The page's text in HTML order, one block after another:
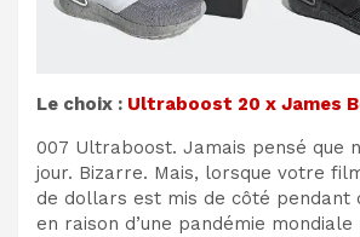
Le choix : Ultraboost 20 x James
007 Ultraboost. Jamais pensé que
jour. Bizarre. Mais, lorsque votre
de dollars est mis de côté pendant
en raison d’une pandémie